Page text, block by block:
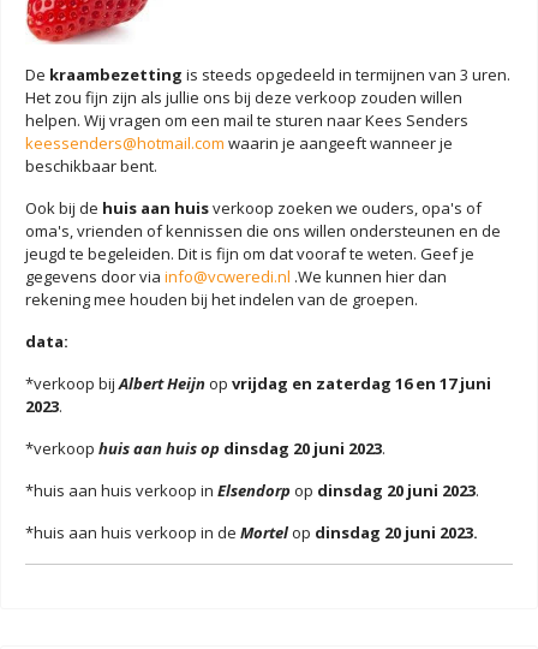
De kraambezetting is steeds opgedeeld in termijnen van 3 uren.
Het zou fijn zijn als jullie ons bij deze verkoop zouden willen
helpen. Wij vragen om een mail te sturen naar Kees Senders
keessenders@hotmail.com waarin je aangeeft wanneer je
beschikbaar bent.
Ook bij de huis aan huisverkoop zoeken we ouders, opa's of
oma's, vrienden of kennissen die ons willen ondersteunen en de
jeugd te begeleiden. Dit is fijn om dat vooraf te weten. Geef je
gegevens door via info@vcweredi.nl .We kunnen hier dan
rekening mee houden bij het indelen van de groepen.
data:
*verkoop bijAlbert Heijnop vrijdag en zaterdag 16 en 17 juni
2023.
*verkoop huis aan huis op dinsdag 20 juni 2023.
*huis aan huis verkoop in Elsendorpop dinsdag 20 juni 2023.
*huis aan huis verkoop in de Mortelop dinsdag 20 juni 2023.